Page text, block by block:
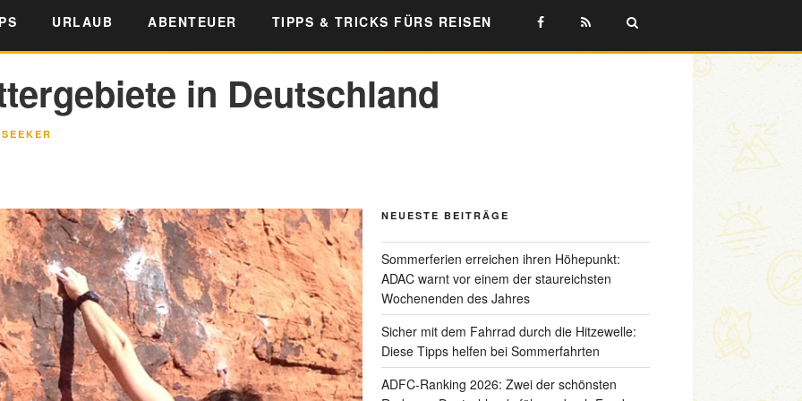
URLAUB ABENTEUER TIPPS & TRICKS FÜRS REISEN
in Deutschland
NEUESTE BEITRÄGE
Sommerferien erreichen ihren Höhepunkt:
ADAC warnt vor einem der staureichsten
Wochenenden des Jahres
Sicher mit dem Fahrrad durch die Hitzewelle:
Diese Tipps helfen bei Sommerfahrten
ADFC-Ranking 2026: Zwei der schönsten